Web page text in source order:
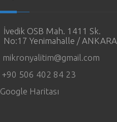
İvedik OSB Mah. 1411 Sk.
No:17 Yenimahalle / ANKARA
mikronyalitim@gmail.com
+90 506 402 84 23
Google Haritası